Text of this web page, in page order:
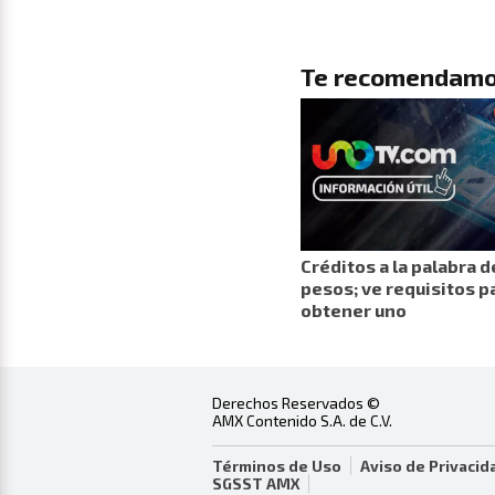
Te
Créditos a la palabra
pesos; ve requisitos
obtener uno
Derechos Reservados ©
AMX Contenido S.A. de C.V.
Términos de Uso
Aviso de
SGSST AMX